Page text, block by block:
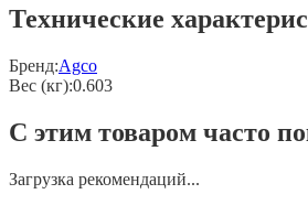
Технические
Бренд:Agco
Вес (кг):0.603
С этим товаром часто
Загрузка рекомендаций...